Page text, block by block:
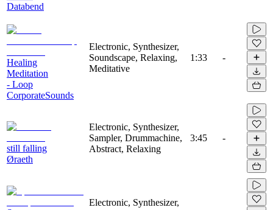
Databend
Healing
Meditation
- Loop
CorporateSounds
Electronic, Synthesizer,
Soundscape, Relaxing,
Meditative
1:33 -
still falling
Øraeth
Electronic, Synthesizer,
Sampler, Drummachine,
Abstract, Relaxing
3:45 -
Electronic, Synthesizer,